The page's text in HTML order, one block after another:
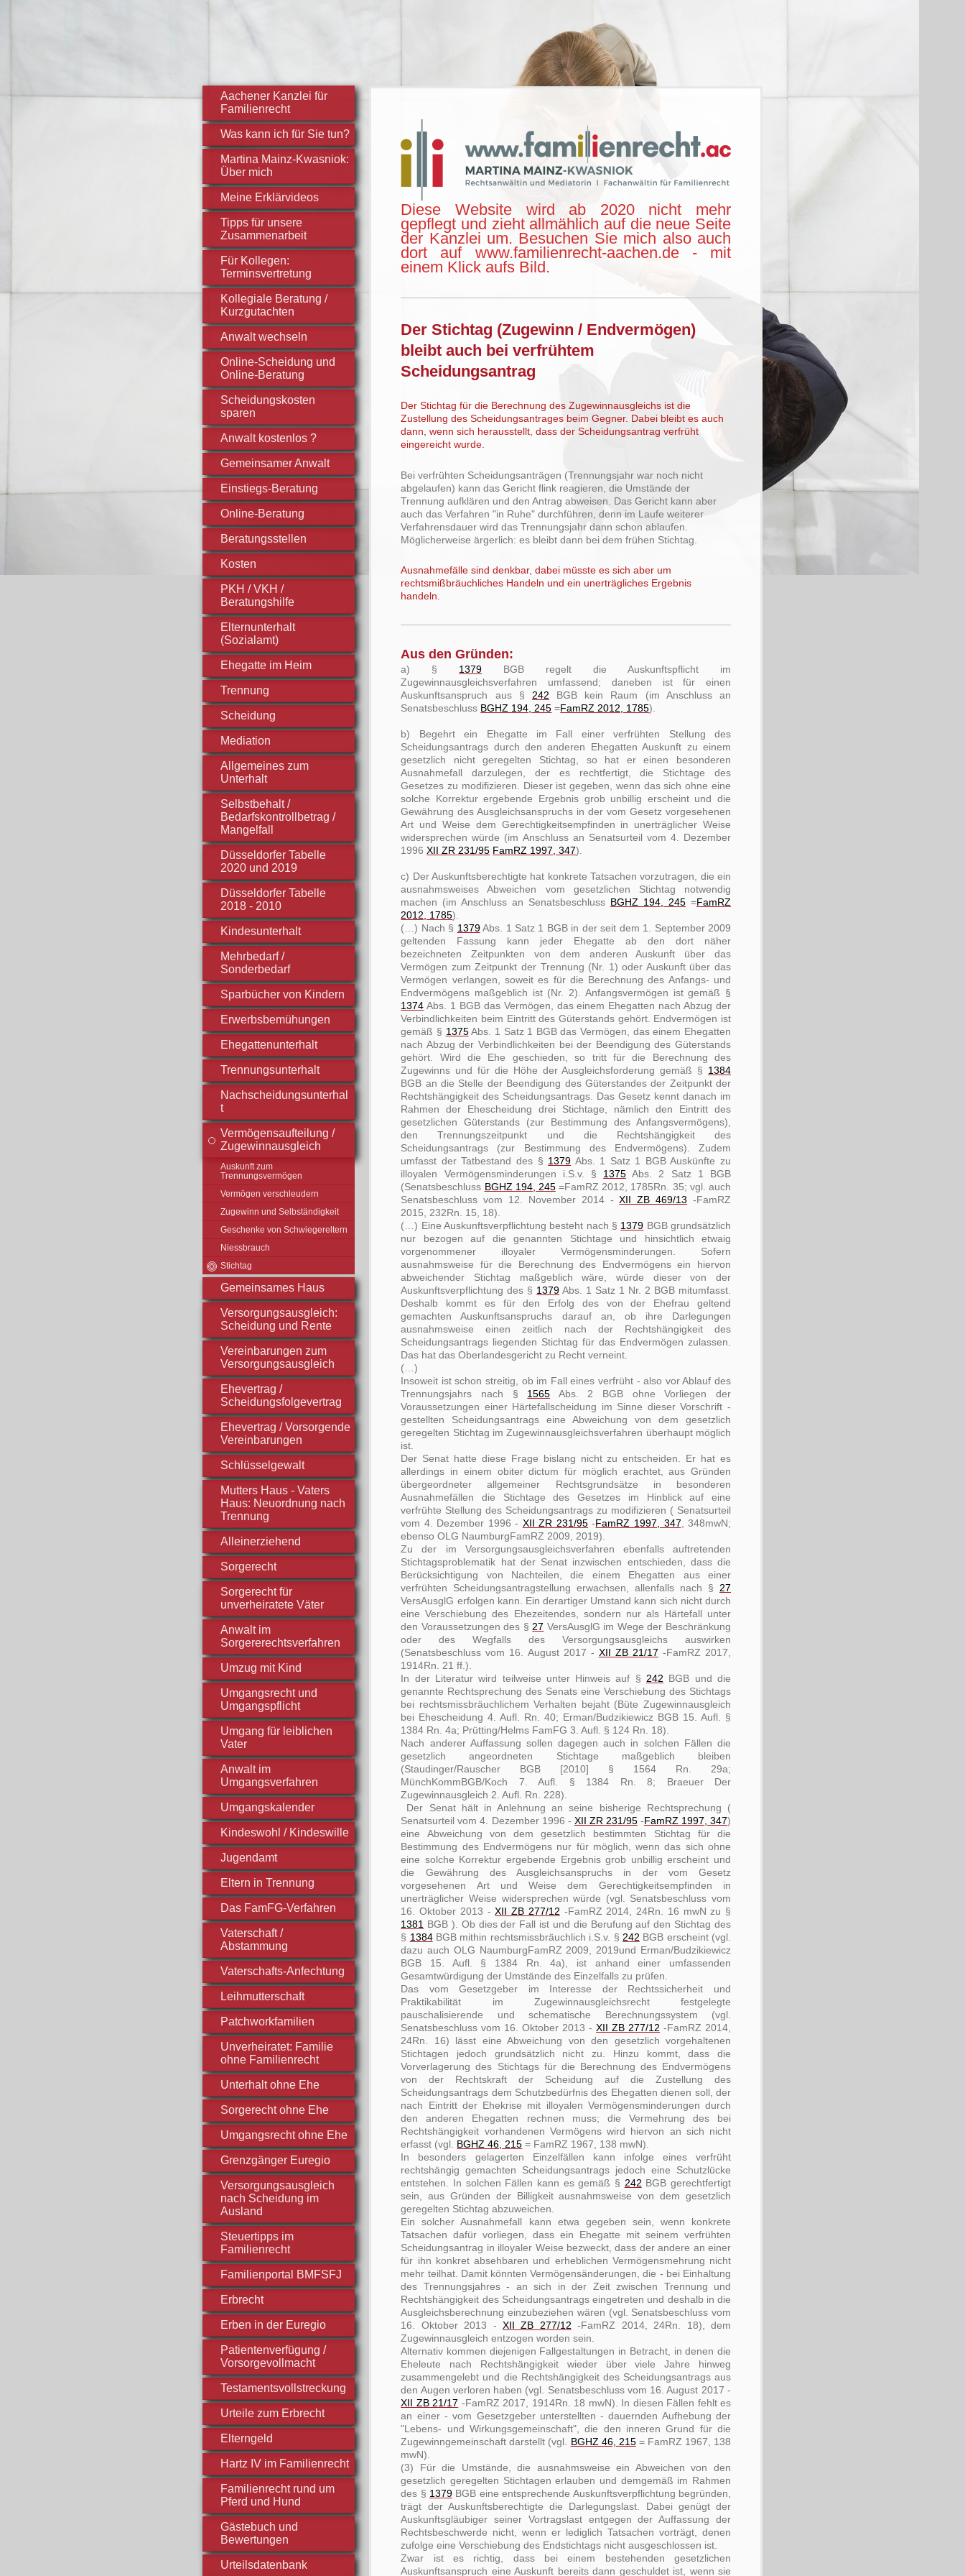
Aachener Kanzlei für
Familienrecht
Was kann ich für Sie tun?
Martina Mainz-Kwasniok:
Über mich
Meine Erklärvideos
Tipps für unsere
Zusammenarbeit
Für Kollegen:
Terminsvertretung
Kollegiale Beratung /
Kurzgutachten
Anwalt wechseln
Online-Scheidung und
Online-Beratung
Scheidungskosten
sparen
Anwalt kostenlos ?
Gemeinsamer Anwalt
Einstiegs-Beratung
Online-Beratung
Beratungsstellen
Kosten
PKH / VKH /
Beratungshilfe
Elternunterhalt
(Sozialamt)
Ehegatte im Heim
Trennung
Scheidung
Mediation
Allgemeines zum
Unterhalt
Selbstbehalt /
Bedarfskontrollbetrag /
Mangelfall
Düsseldorfer Tabelle
2020 und 2019
Düsseldorfer Tabelle
2018 - 2010
Kindesunterhalt
Mehrbedarf /
Sonderbedarf
Sparbücher von Kindern
Erwerbsbemühungen
Ehegattenunterhalt
Trennungsunterhalt
Nachscheidungsunterhal
t
Vermögensaufteilung /
Zugewinnausgleich
Auskunft zum
Trennungsvermögen
Vermögen verschleudern
Zugewinn und Selbständigkeit
Geschenke von Schwiegereltern
Niessbrauch
Stichtag
Gemeinsames Haus
Versorgungsausgleich:
Scheidung und Rente
Vereinbarungen zum
Versorgungsausgleich
Ehevertrag /
Scheidungsfolgevertrag
Ehevertrag / Vorsorgende
Vereinbarungen
Schlüsselgewalt
Mutters Haus - Vaters
Haus: Neuordnung nach
Trennung
Alleinerziehend
Sorgerecht
Sorgerecht für
unverheiratete Väter
Anwalt im
Sorgererechtsverfahren
Umzug mit Kind
Umgangsrecht und
Umgangspflicht
Umgang für leiblichen
Vater
Anwalt im
Umgangsverfahren
Umgangskalender
Kindeswohl / Kindeswille
Jugendamt
Eltern in Trennung
Das FamFG-Verfahren
Vaterschaft /
Abstammung
Vaterschafts-Anfechtung
Leihmutterschaft
Patchworkfamilien
Unverheiratet: Familie
ohne Familienrecht
Unterhalt ohne Ehe
Sorgerecht ohne Ehe
Umgangsrecht ohne Ehe
Grenzgänger Euregio
Versorgungsausgleich
nach Scheidung im
Ausland
Steuertipps im
Familienrecht
Familienportal BMFSFJ
Erbrecht
Erben in der Euregio
Patientenverfügung /
Vorsorgevollmacht
Testamentsvollstreckung
Urteile zum Erbrecht
Elterngeld
Hartz IV im Familienrecht
Familienrecht rund um
Pferd und Hund
Gästebuch und
Bewertungen
Urteilsdatenbank
Diese Website wird ab 2020 nicht mehr
gepflegt und zieht allmählich auf die neue Seite
der Kanzlei um. Besuchen Sie mich also auch
dort auf www.familienrecht-aachen.de - mit
einem Klick aufs Bild.
Der Stichtag (Zugewinn / Endvermögen)
bleibt auch bei verfrühtem
Scheidungsantrag
Der Stichtag für die Berechnung des Zugewinnausgleichs ist die
Zustellung des Scheidungsantrages beim Gegner. Dabei bleibt es auch
dann, wenn sich herausstellt, dass der Scheidungsantrag verfrüht
eingereicht wurde.
Bei verfrühten Scheidungsanträgen (Trennungsjahr war noch nicht
abgelaufen) kann das Gericht flink reagieren, die Umstände der
Trennung aufklären und den Antrag abweisen. Das Gericht kann aber
auch das Verfahren "in Ruhe" durchführen, denn im Laufe weiterer
Verfahrensdauer wird das Trennungsjahr dann schon ablaufen.
Möglicherweise ärgerlich: es bleibt dann bei dem frühen Stichtag.
Ausnahmefälle sind denkbar, dabei müsste es sich aber um
rechtsmißbräuchliches Handeln und ein unerträgliches Ergebnis
handeln.
Aus den Gründen:
a) § 1379 BGB regelt die Auskunftspflicht im
Zugewinnausgleichsverfahren umfassend; daneben ist für einen
Auskunftsanspruch aus § 242 BGB kein Raum (im Anschluss an
Senatsbeschluss BGHZ 194, 245 =FamRZ 2012, 1785).
b) Begehrt ein Ehegatte im Fall einer verfrühten Stellung des
Scheidungsantrags durch den anderen Ehegatten Auskunft zu einem
gesetzlich nicht geregelten Stichtag, so hat er einen besonderen
Ausnahmefall darzulegen, der es rechtfertigt, die Stichtage des
Gesetzes zu modifizieren. Dieser ist gegeben, wenn das sich ohne eine
solche Korrektur ergebende Ergebnis grob unbillig erscheint und die
Gewährung des Ausgleichsanspruchs in der vom Gesetz vorgesehenen
Art und Weise dem Gerechtigkeitsempfinden in unerträglicher Weise
widersprechen würde (im Anschluss an Senatsurteil vom 4. Dezember
1996XII ZR 231/95 FamRZ 1997, 347).
c) Der Auskunftsberechtigte hat konkrete Tatsachen vorzutragen, die ein
ausnahmsweises Abweichen vom gesetzlichen Stichtag notwendig
machen (im Anschluss an Senatsbeschluss BGHZ 194, 245 =FamRZ
2012, 1785).
(…) Nach § 1379Abs. 1 Satz 1 BGB in der seit dem 1. September 2009
geltenden Fassung kann jeder Ehegatte ab den dort näher
bezeichneten Zeitpunkten von dem anderen Auskunft über das
Vermögen zum Zeitpunkt der Trennung (Nr. 1) oder Auskunft über das
Vermögen verlangen, soweit es für die Berechnung des Anfangs- und
Endvermögens maßgeblich ist (Nr. 2). Anfangsvermögen ist gemäß §
1374 Abs. 1 BGB das Vermögen, das einem Ehegatten nach Abzug der
Verbindlichkeiten beim Eintritt des Güterstands gehört. Endvermögen ist
gemäß § 1375Abs. 1 Satz 1 BGB das Vermögen, das einem Ehegatten
nach Abzug der Verbindlichkeiten bei der Beendigung des Güterstands
gehört. Wird die Ehe geschieden, so tritt für die Berechnung des
Zugewinns und für die Höhe der Ausgleichsforderung gemäß § 1384
BGB an die Stelle der Beendigung des Güterstandes der Zeitpunkt der
Rechtshängigkeit des Scheidungsantrags. Das Gesetz kennt danach im
Rahmen der Ehescheidung drei Stichtage, nämlich den Eintritt des
gesetzlichen Güterstands (zur Bestimmung des Anfangsvermögens),
den Trennungszeitpunkt und die Rechtshängigkeit des
Scheidungsantrags (zur Bestimmung des Endvermögens). Zudem
umfasst der Tatbestand des § 1379 Abs. 1 Satz 1 BGB Auskünfte zu
illoyalen Vermögensminderungen i.S.v. § 1375 Abs. 2 Satz 1 BGB
(Senatsbeschluss BGHZ 194, 245=FamRZ 2012, 1785Rn. 35; vgl. auch
Senatsbeschluss vom 12. November 2014 -XII ZB 469/13 -FamRZ
2015, 232Rn. 15, 18).
(…) Eine Auskunftsverpflichtung besteht nach § 1379 BGB grundsätzlich
nur bezogen auf die genannten Stichtage und hinsichtlich etwaig
vorgenommener illoyaler Vermögensminderungen. Sofern
ausnahmsweise für die Berechnung des Endvermögens ein hiervon
abweichender Stichtag maßgeblich wäre, würde dieser von der
Auskunftsverpflichtung des § 1379 Abs. 1 Satz 1 Nr. 2 BGB mitumfasst.
Deshalb kommt es für den Erfolg des von der Ehefrau geltend
gemachten Auskunftsanspruchs darauf an, ob ihre Darlegungen
ausnahmsweise einen zeitlich nach der Rechtshängigkeit des
Scheidungsantrags liegenden Stichtag für das Endvermögen zulassen.
Das hat das Oberlandesgericht zu Recht verneint.
(…)
Insoweit ist schon streitig, ob im Fall eines verfrüht - also vor Ablauf des
Trennungsjahrs nach § 1565 Abs. 2 BGB ohne Vorliegen der
Voraussetzungen einer Härtefallscheidung im Sinne dieser Vorschrift -
gestellten Scheidungsantrags eine Abweichung von dem gesetzlich
geregelten Stichtag im Zugewinnausgleichsverfahren überhaupt möglich
ist.
Der Senat hatte diese Frage bislang nicht zu entscheiden. Er hat es
allerdings in einem obiter dictum für möglich erachtet, aus Gründen
übergeordneter allgemeiner Rechtsgrundsätze in besonderen
Ausnahmefällen die Stichtage des Gesetzes im Hinblick auf eine
verfrühte Stellung des Scheidungsantrags zu modifizieren ( Senatsurteil
vom 4. Dezember 1996 - XII ZR 231/95-FamRZ 1997, 347 , 348mwN;
ebenso OLG NaumburgFamRZ 2009, 2019).
Zu der im Versorgungsausgleichsverfahren ebenfalls auftretenden
Stichtagsproblematik hat der Senat inzwischen entschieden, dass die
Berücksichtigung von Nachteilen, die einem Ehegatten aus einer
verfrühten Scheidungsantragstellung erwachsen, allenfalls nach § 27
VersAusglG erfolgen kann. Ein derartiger Umstand kann sich nicht durch
eine Verschiebung des Ehezeitendes, sondern nur als Härtefall unter
den Voraussetzungen des § 27 VersAusglG im Wege der Beschränkung
oder des Wegfalls des Versorgungsausgleichs auswirken
(Senatsbeschluss vom 16. August 2017 - XII ZB 21/17 -FamRZ 2017,
1914Rn. 21 ff.).
In der Literatur wird teilweise unter Hinweis auf § 242 BGB und die
genannte Rechtsprechung des Senats eine Verschiebung des Stichtags
bei rechtsmissbräuchlichem Verhalten bejaht (Büte Zugewinnausgleich
bei Ehescheidung 4. Aufl. Rn. 40; Erman/Budzikiewicz BGB 15. Aufl. §
1384 Rn. 4a; Prütting/Helms FamFG 3. Aufl. § 124 Rn. 18).
Nach anderer Auffassung sollen dagegen auch in solchen Fällen die
gesetzlich angeordneten Stichtage maßgeblich bleiben
(Staudinger/Rauscher BGB [2010] § 1564 Rn. 29a;
MünchKommBGB/Koch 7. Aufl. § 1384 Rn. 8; Braeuer Der
Zugewinnausgleich 2. Aufl. Rn. 228).
Der Senat hält in Anlehnung an seine bisherige Rechtsprechung (
Senatsurteil vom 4. Dezember 1996 - XII ZR 231/95-FamRZ 1997, 347)
eine Abweichung von dem gesetzlich bestimmten Stichtag für die
Bestimmung des Endvermögens nur für möglich, wenn das sich ohne
eine solche Korrektur ergebende Ergebnis grob unbillig erscheint und
die Gewährung des Ausgleichsanspruchs in der vom Gesetz
vorgesehenen Art und Weise dem Gerechtigkeitsempfinden in
unerträglicher Weise widersprechen würde (vgl. Senatsbeschluss vom
16. Oktober 2013 -XII ZB 277/12 -FamRZ 2014, 24Rn. 16 mwN zu §
1381 BGB ). Ob dies der Fall ist und die Berufung auf den Stichtag des
§ 1384BGB mithin rechtsmissbräuchlich i.S.v. § 242 BGB erscheint (vgl.
dazu auch OLG NaumburgFamRZ 2009, 2019und Erman/Budzikiewicz
BGB 15. Aufl. § 1384 Rn. 4a), ist anhand einer umfassenden
Gesamtwürdigung der Umstände des Einzelfalls zu prüfen.
Das vom Gesetzgeber im Interesse der Rechtssicherheit und
Praktikabilität im Zugewinnausgleichsrecht festgelegte
pauschalisierende und schematische Berechnungssystem (vgl.
Senatsbeschluss vom 16. Oktober 2013 -XII ZB 277/12 -FamRZ 2014,
24Rn. 16) lässt eine Abweichung von den gesetzlich vorgehaltenen
Stichtagen jedoch grundsätzlich nicht zu. Hinzu kommt, dass die
Vorverlagerung des Stichtags für die Berechnung des Endvermögens
von der Rechtskraft der Scheidung auf die Zustellung des
Scheidungsantrags dem Schutzbedürfnis des Ehegatten dienen soll, der
nach Eintritt der Ehekrise mit illoyalen Vermögensminderungen durch
den anderen Ehegatten rechnen muss; die Vermehrung des bei
Rechtshängigkeit vorhandenen Vermögens wird hiervon an sich nicht
erfasst (vgl. BGHZ 46, 215 = FamRZ 1967, 138 mwN).
In besonders gelagerten Einzelfällen kann infolge eines verfrüht
rechtshängig gemachten Scheidungsantrags jedoch eine Schutzlücke
entstehen. In solchen Fällen kann es gemäß § 242 BGB gerechtfertigt
sein, aus Gründen der Billigkeit ausnahmsweise von dem gesetzlich
geregelten Stichtag abzuweichen.
Ein solcher Ausnahmefall kann etwa gegeben sein, wenn konkrete
Tatsachen dafür vorliegen, dass ein Ehegatte mit seinem verfrühten
Scheidungsantrag in illoyaler Weise bezweckt, dass der andere an einer
für ihn konkret absehbaren und erheblichen Vermögensmehrung nicht
mehr teilhat. Damit könnten Vermögensänderungen, die - bei Einhaltung
des Trennungsjahres - an sich in der Zeit zwischen Trennung und
Rechtshängigkeit des Scheidungsantrags eingetreten und deshalb in die
Ausgleichsberechnung einzubeziehen wären (vgl. Senatsbeschluss vom
16. Oktober 2013 -XII ZB 277/12 -FamRZ 2014, 24Rn. 18), dem
Zugewinnausgleich entzogen worden sein.
Alternativ kommen diejenigen Fallgestaltungen in Betracht, in denen die
Eheleute nach Rechtshängigkeit wieder über viele Jahre hinweg
zusammengelebt und die Rechtshängigkeit des Scheidungsantrags aus
den Augen verloren haben (vgl. Senatsbeschluss vom 16. August 2017 -
XII ZB 21/17 -FamRZ 2017, 1914Rn. 18 mwN). In diesen Fällen fehlt es
an einer - vom Gesetzgeber unterstellten - dauernden Aufhebung der
"Lebens- und Wirkungsgemeinschaft", die den inneren Grund für die
Zugewinngemeinschaft darstellt (vgl. BGHZ 46, 215= FamRZ 1967, 138
mwN).
(3) Für die Umstände, die ausnahmsweise ein Abweichen von den
gesetzlich geregelten Stichtagen erlauben und demgemäß im Rahmen
des § 1379 BGB eine entsprechende Auskunftsverpflichtung begründen,
trägt der Auskunftsberechtigte die Darlegungslast. Dabei genügt der
Auskunftsgläubiger seiner Vortragslast entgegen der Auffassung der
Rechtsbeschwerde nicht, wenn er lediglich Tatsachen vorträgt, denen
zufolge eine Verschiebung des Endstichtags nicht ausgeschlossen ist.
Zwar ist es richtig, dass bei einem bestehenden gesetzlichen
Auskunftsanspruch eine Auskunft bereits dann geschuldet ist, wenn sie